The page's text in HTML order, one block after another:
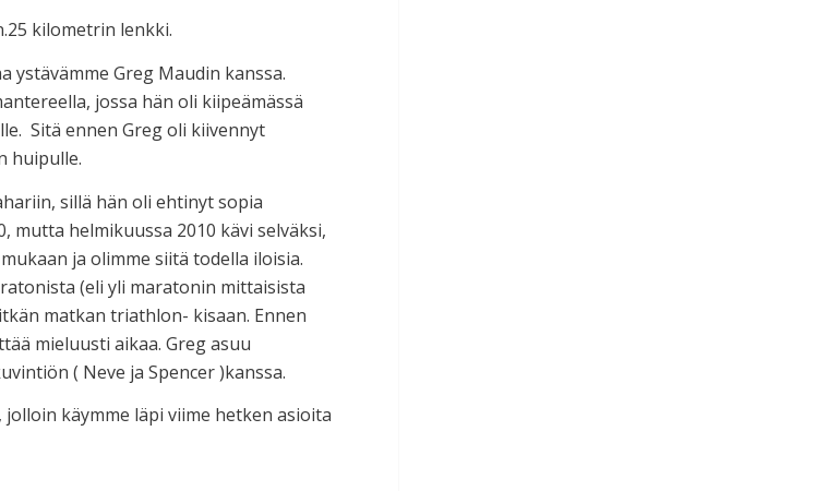
kilometrin lenkki.
ystävämme Greg Maudin kanssa.
jossa hän oli kiipeämässä
Sitä ennen Greg oli kiivennyt
huipulle.
sillä hän oli ehtinyt sopia
mutta helmikuussa 2010 kävi selväksi,
ja olimme siitä todella iloisia.
(eli yli maratonin mittaisista
matkan triathlon- kisaan. Ennen
mieluusti aikaa. Greg asuu
( Neve ja Spencer )kanssa.
käymme läpi viime hetken asioita